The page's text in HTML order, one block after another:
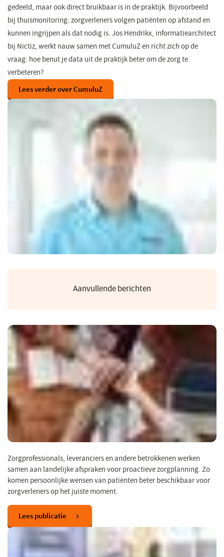
gedeeld, maar ook direct bruikbaar is in de praktijk. Bijvoorbeeld
bij thuismonitoring: zorgverleners volgen patiënten op afstand en
kunnen ingrijpen als dat nodig is. Jos Hendrikx, informatiearchitect
bij Nictiz, werkt nauw samen met CumuluZ en richt zich op de
vraag: hoe benut je data uit de praktijk beter om de zorg te
verbeteren?
Lees verder over CumuluZ
Aanvullende berichten
Zorgprofessionals, leveranciers en andere betrokkenen werken
samen aan landelijke afspraken voor proactieve zorgplanning. Zo
komen persoonlijke wensen van patiënten beter beschikbaar voor
zorgverleners op het juiste moment.
Lees publicatie